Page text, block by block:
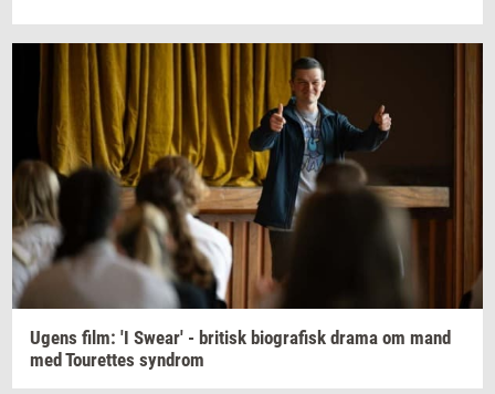
Ugens film: 'I Swear' - bri­tisk bi­o­gra­fisk drama om mand
medTou­ret­tes syn­drom